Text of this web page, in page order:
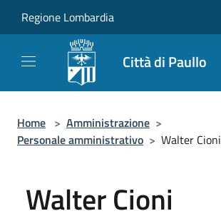
Regione Lombardia
Città di Paullo
Home > Amministrazione >
Personale amministrativo > Walter Cioni
Walter Cioni